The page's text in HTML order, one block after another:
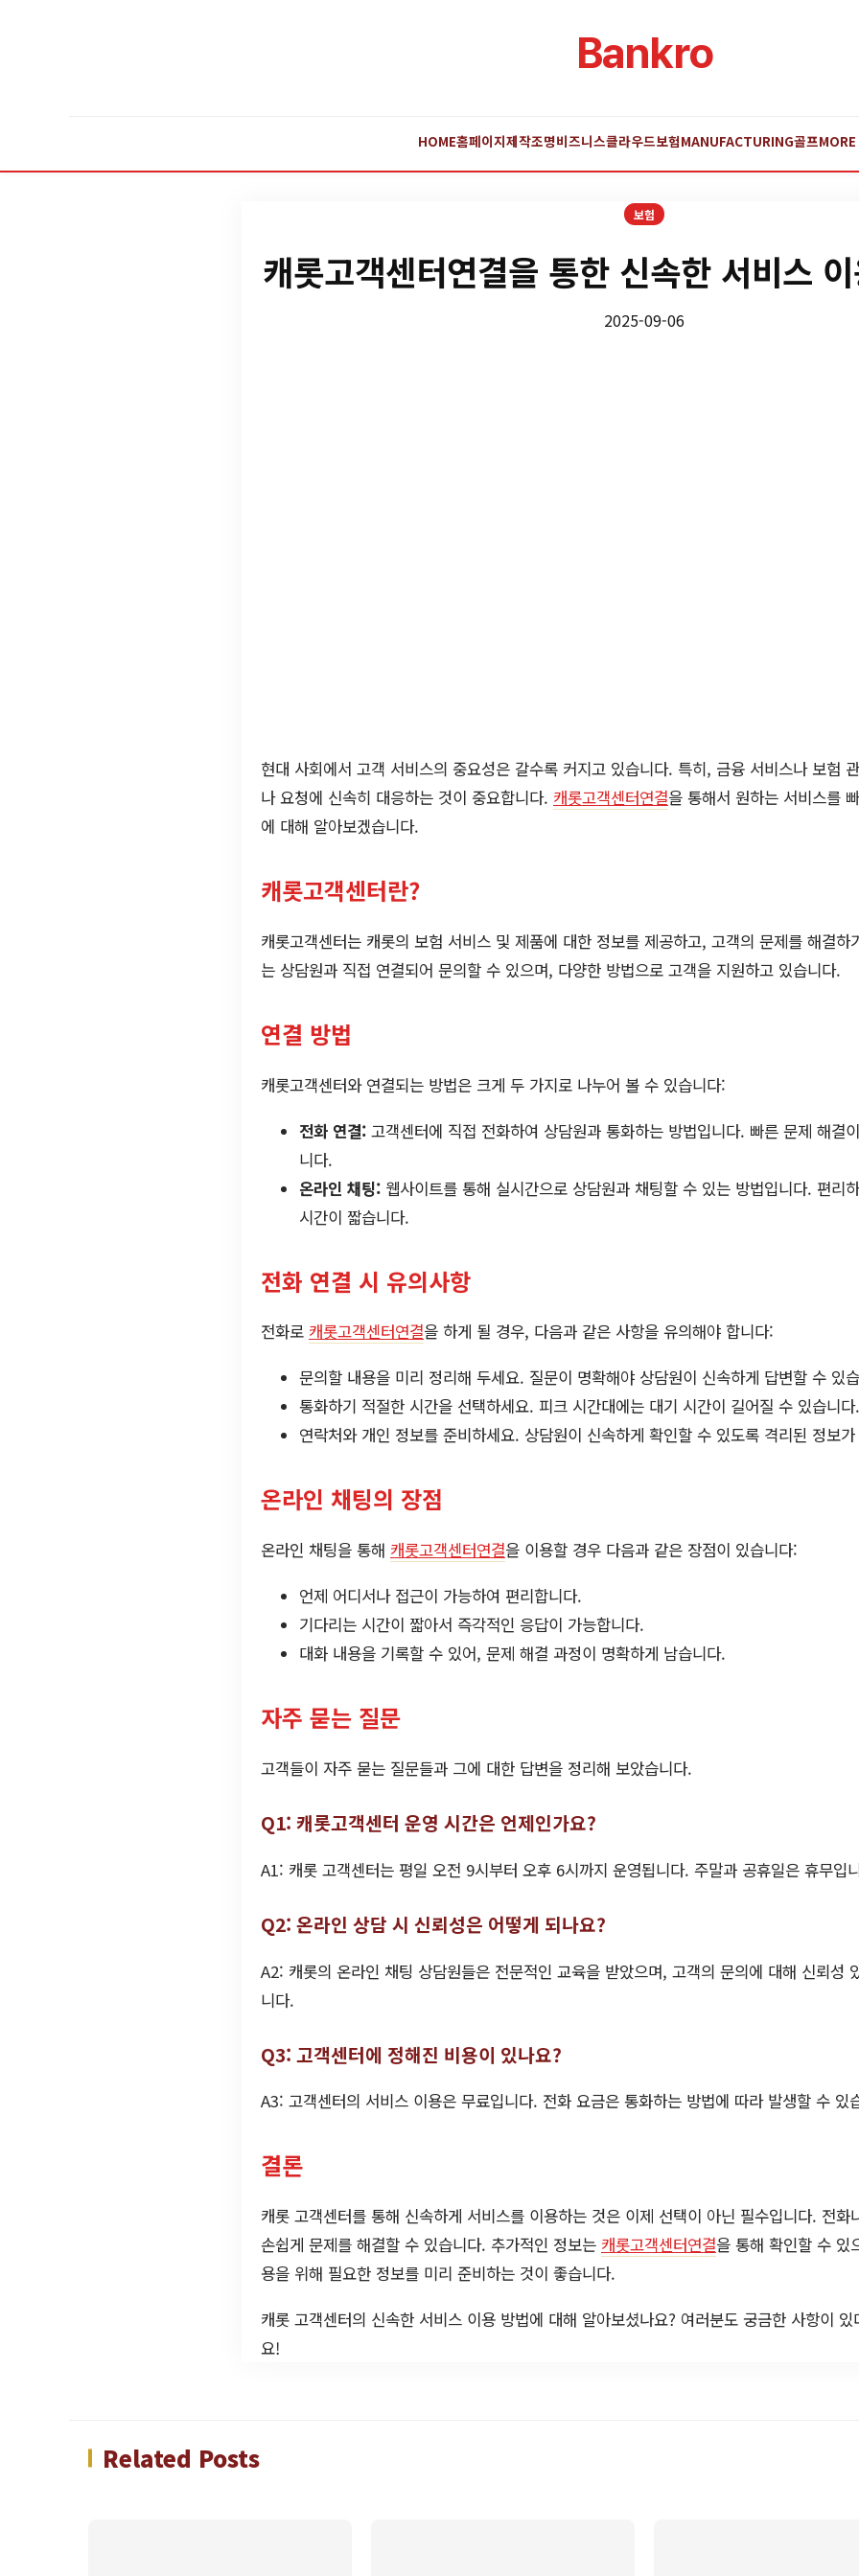
Bankro
HOME홈페이지제작조명비즈니스클라우드보험MANUFACTURING골프MORE
보험
캐롯고객센터연결을 통한 신속한 서비스
2025-09-06
현대 사회에서 고객 서비스의 중요성은 갈수록 커지고 있습니다. 특히, 금융 서비스나 보험
나 요청에 신속히 대응하는 것이 중요합니다. 캐롯고객센터연결을 통해서 원하는 서비스를
에 대해 알아보겠습니다.
캐롯고객센터란?
캐롯고객센터는 캐롯의 보험 서비스 및 제품에 대한 정보를 제공하고, 고객의 문제를 해결하
는 상담원과 직접 연결되어 문의할 수 있으며, 다양한 방법으로 고객을 지원하고 있습니다.
연결 방법
캐롯고객센터와 연결되는 방법은 크게 두 가지로 나누어 볼 수 있습니다:
전화 연결: 고객센터에 직접 전화하여 상담원과 통화하는 방법입니다. 빠른 문제 해결
니다.
온라인 채팅: 웹사이트를 통해 실시간으로 상담원과 채팅할 수 있는 방법입니다. 편리
시간이 짧습니다.
전화 연결 시 유의사항
전화로 캐롯고객센터연결을 하게 될 경우, 다음과 같은 사항을 유의해야 합니다:
문의할 내용을 미리 정리해 두세요. 질문이 명확해야 상담원이 신속하게 답변할 수 있
통화하기 적절한 시간을 선택하세요. 피크 시간대에는 대기 시간이 길어질 수 있습니다.
연락처와 개인 정보를 준비하세요. 상담원이 신속하게 확인할 수 있도록 격리된 정보
온라인 채팅의 장점
온라인 채팅을 통해 캐롯고객센터연결을 이용할 경우 다음과 같은 장점이 있습니다:
언제 어디서나 접근이 가능하여 편리합니다.
기다리는 시간이 짧아서 즉각적인 응답이 가능합니다.
대화 내용을 기록할 수 있어, 문제 해결 과정이 명확하게 남습니다.
자주 묻는 질문
고객들이 자주 묻는 질문들과 그에 대한 답변을 정리해 보았습니다.
Q1: 캐롯고객센터 운영 시간은 언제인가요?
A1: 캐롯 고객센터는 평일 오전 9시부터 오후 6시까지 운영됩니다. 주말과 공휴일은 휴무입
Q2: 온라인 상담 시 신뢰성은 어떻게 되나요?
A2: 캐롯의 온라인 채팅 상담원들은 전문적인 교육을 받았으며, 고객의 문의에 대해 신뢰성
니다.
Q3: 고객센터에 정해진 비용이 있나요?
A3: 고객센터의 서비스 이용은 무료입니다. 전화 요금은 통화하는 방법에 따라 발생할 수 있
결론
캐롯 고객센터를 통해 신속하게 서비스를 이용하는 것은 이제 선택이 아닌 필수입니다. 전화
손쉽게 문제를 해결할 수 있습니다. 추가적인 정보는 캐롯고객센터연결을 통해 확인할 수 있
용을 위해 필요한 정보를 미리 준비하는 것이 좋습니다.
캐롯 고객센터의 신속한 서비스 이용 방법에 대해 알아보셨나요? 여러분도 궁금한 사항이
요!
Related Posts